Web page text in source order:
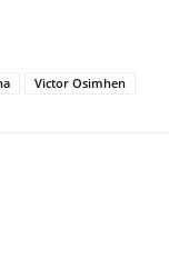
Victor Osimhen